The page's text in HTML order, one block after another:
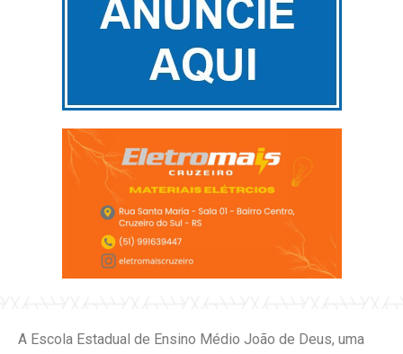
A Escola Estadual de Ensino Médio João de Deus, uma